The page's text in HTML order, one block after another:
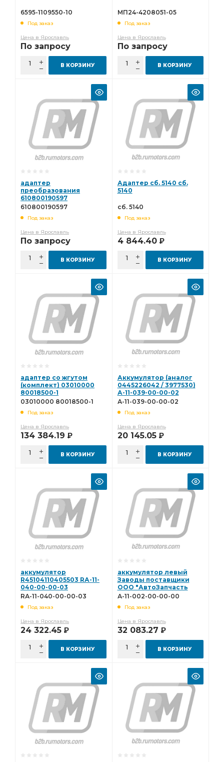
6595-1109550-10
Под заказ
Цена в Ярославль
По запросу
В КОРЗИНУ
МП24-4208051-05
Под заказ
Цена в Ярославль
По запросу
В КОРЗИНУ
адаптер
преобразования
610800190597
610800190597
Под заказ
Цена в Ярославль
По запросу
В КОРЗИНУ
Адаптер сб. 5140 сб.
5140
сб. 5140
Под заказ
Цена в Ярославль
4 844.40 Р
В КОРЗИНУ
адаптер со жгутом
(комплект) 03010000
80018500-1
03010000 80018500-1
Под заказ
Цена в Ярославль
134 384.19 Р
В КОРЗИНУ
Аккумулятор (аналог
0445226042 / 3977530)
А-11-039-00-00-02
А-11-039-00-00-02
Под заказ
Цена в Ярославль
20 145.05 Р
В КОРЗИНУ
аккумулятор
R45104110405503 RА-11-
040-00-00-03
RА-11-040-00-00-03
Под заказ
Цена в Ярославль
24 322.45 Р
В КОРЗИНУ
аккумулятор левый
Заводы поставщики
ООО "АвтоЗапчасть
КАМАЗ" А-11-002-00-00-
А-11-002-00-00-00
Под заказ
Цена в Ярославль
32 083.27 Р
В КОРЗИНУ